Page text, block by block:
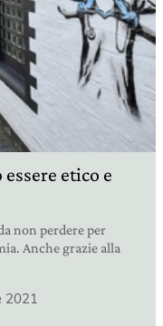
etico e
non perdere per
Anche grazie alla
2021